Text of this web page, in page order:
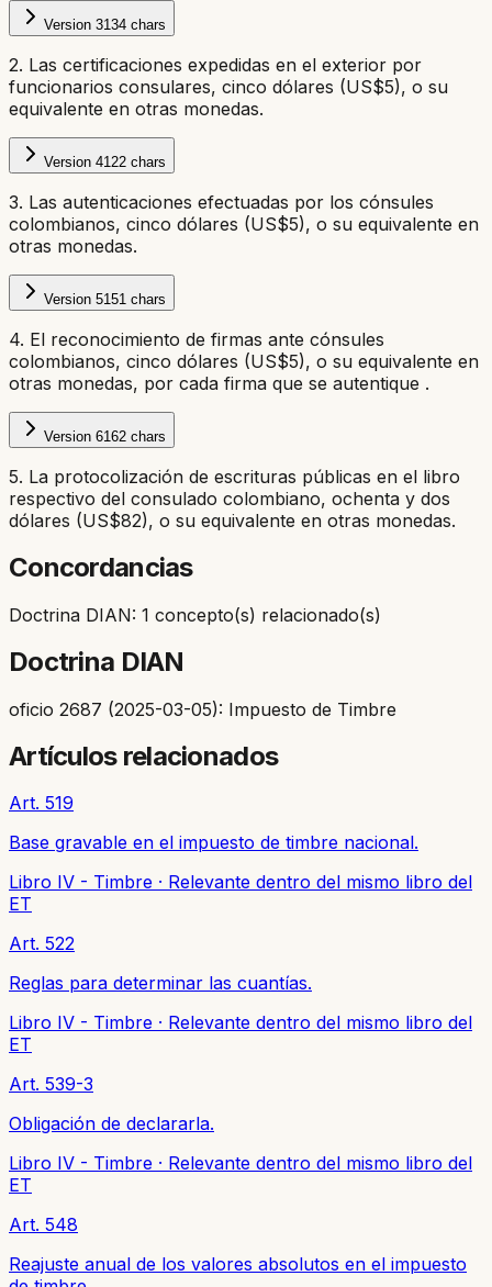
Version 3134 chars
2. Las certificaciones expedidas en el exterior por
funcionarios consulares, cinco dólares (US$5), o su
equivalente en otras monedas.
Version 4122 chars
3. Las autenticaciones efectuadas por los cónsules
colombianos, cinco dólares (US$5), o su equivalente en
otras monedas.
Version 5151 chars
4. El reconocimiento de firmas ante cónsules
colombianos, cinco dólares (US$5), o su equivalente en
otras monedas, por cada firma que se autentique .
Version 6162 chars
5. La protocolización de escrituras públicas en el libro
respectivo del consulado colombiano, ochenta y dos
dólares (US$82), o su equivalente en otras monedas.
Concordancias
Doctrina DIAN: 1 concepto(s) relacionado(s)
Doctrina DIAN
oficio 2687 (2025-03-05): Impuesto de Timbre
Artículos relacionados
Art. 519
Base gravable en el impuesto de timbre nacional.
Libro IV - Timbre · Relevante dentro del mismo libro del
ET
Art. 522
Reglas para determinar las cuantías.
Libro IV - Timbre · Relevante dentro del mismo libro del
ET
Art. 539-3
Obligación de declararla.
Libro IV - Timbre · Relevante dentro del mismo libro del
ET
Art. 548
Reajuste anual de los valores absolutos en el impuesto